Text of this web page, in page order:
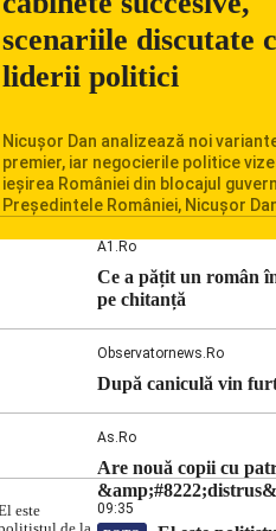
scenariile discutate
liderii politici
Nicușor Dan analizează noi
premier, iar negocierile politice
ieșirea României din blocajul
Președintele României, Nicușor
consultărilor cu liderii politici.
vorbește despre scenariul unui
tehnocrat și despre posibilitatea a
cabinete succesive. Nicușor Dan
noi variante de premier România
A1.ro
Ce a pățit un român
pe chitanță
Observatornews.ro
După caniculă vin
As.ro
Are nouă copii cu
09:35